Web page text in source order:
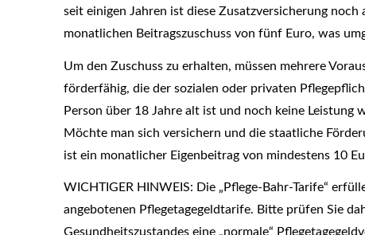
seit einigen Jahren ist diese Zusatzversicherung
monatlichen Beitragszuschuss von fünf Euro, was
Um den Zuschuss zu erhalten, müssen mehrere
förderfähig, die der sozialen oder privaten
Person über 18 Jahre alt ist und noch keine Leistung
Möchte man sich ver­sichern und die staatliche
ist ein monatlicher Eigenbeitrag von mindestens 10
WICHTIGER HINWEIS: Die „Pflege-Bahr-Tarife“
angebotenen Pflegetagegeldtarife. Bitte prüfen Sie
Gesundheitszustandes eine „normale“